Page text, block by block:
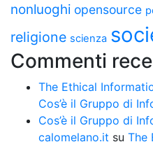
nonluoghi opensource
religione scienza
Commenti
The Ethical
Cos’è il Gruppo di
Cos’è il Gruppo di
calomelano.it su The